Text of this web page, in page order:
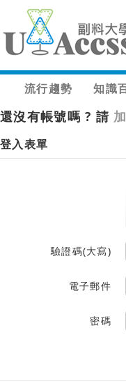
流行趨勢 知識
還沒有帳號嗎 ? 請
登入表單
驗證碼(大寫)
電子郵件
密碼